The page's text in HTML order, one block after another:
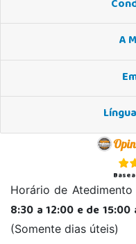
A
Horário de Atedimento
8:30 a 12:00 e de 15:00
(Somente dias úteis)